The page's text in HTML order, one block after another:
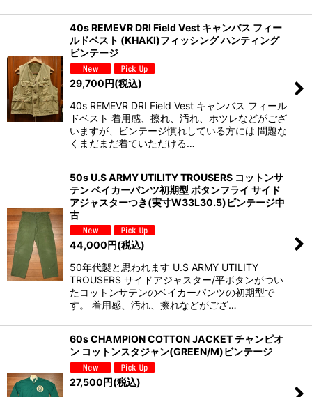
40s REMEVR DRI Field Vest キャンバス フィー
ルドベスト (KHAKI)フィッシング ハンティング
ビンテージ
29,700円(税込)
40s REMEVR DRI Field Vest キャンバス フィール
ドベスト 着用感、擦れ、汚れ、ホツレなどがござ
いますが、ビンテージ慣れしている方には 問題な
くまだまだ着ていただける…
50s U.S ARMY UTILITY TROUSERS コットンサ
テン ベイカーパンツ初期型 ボタンフライ サイド
アジャスターつき(実寸W33L30.5)ビンテージ中
古
44,000円(税込)
50年代製と思われます U.S ARMY UTILITY
TROUSERS サイドアジャスター/平ボタンがつい
たコットンサテンのベイカーパンツの初期型で
す。 着用感、汚れ、擦れなどがござ…
60s CHAMPION COTTON JACKET チャンピオ
ン コットンスタジャン(GREEN/M)ビンテージ
27,500円(税込)